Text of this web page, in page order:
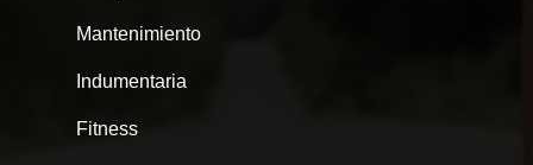
Mantenimiento
Indumentaria
Fitness